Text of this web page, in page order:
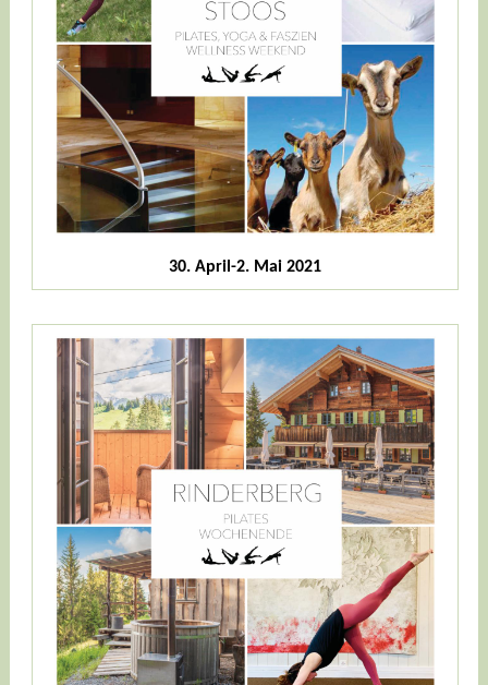
30. April-2. Mai 2021